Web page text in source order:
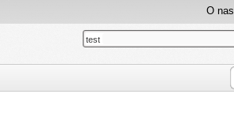
O nas
test